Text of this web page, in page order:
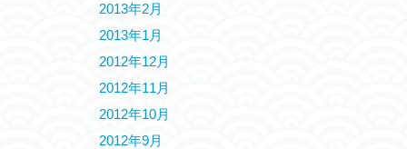
2013年2月
2013年1月
2012年12月
2012年11月
2012年10月
2012年9月